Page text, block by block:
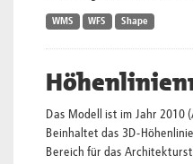
WMS WFS Shape
Das Modell ist im Jahr 2010
Beinhaltet das 3D-
Bereich für das